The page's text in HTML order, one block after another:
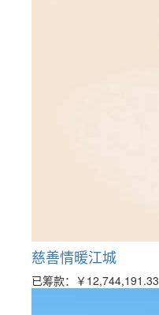
慈善情暖江城
已筹款： ￥12,744,191.33